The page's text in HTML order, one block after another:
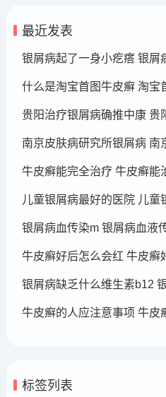
最近发表
银屑病起了一身小疙瘩 银屑
什么是淘宝首图牛皮癣 淘宝
贵阳治疗银屑病确推中康 贵
牛皮癣能完全治疗 牛皮癣能
儿童银屑病最好的医院 儿童
银屑病血传染m 银屑病血液
牛皮癣好后怎么会红 牛皮癣
牛皮癣的人应注意事项 牛皮
标签列表